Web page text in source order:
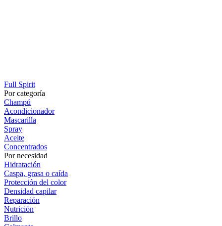
Full Spirit
Por categoría
Champú
Acondicionador
Mascarilla
Spray
Aceite
Concentrados
Por necesidad
Hidratación
Caspa, grasa o caída
Protección del color
Densidad capilar
Reparación
Nutrición
Brillo